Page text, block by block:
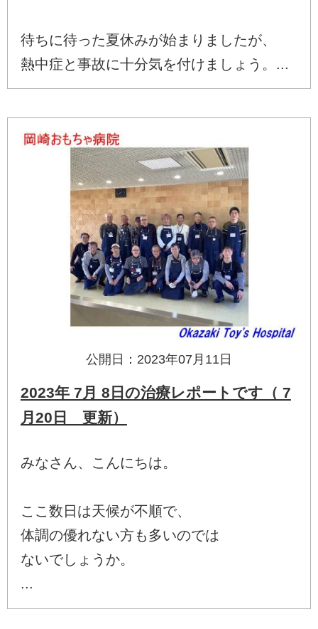
待ちに待った夏休みが始まりましたが、
熱中症と事故に十分気を付けましょう。...
公開日：2023年07月11日
2023年 7月 8日の治療レポートです（ 7
月20日 更新）
みなさん、こんにちは。
ここ数日は天候が不順で、
体調の優れない方も多いのでは
ないでしょうか。
...